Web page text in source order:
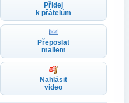
Přidej
k přátelům
Přeposlat
mailem
Nahlásit
video